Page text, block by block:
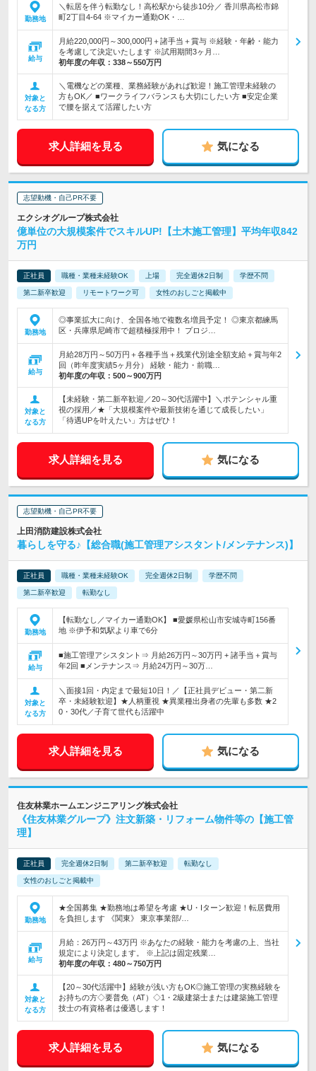
勤務地
＼転居を伴う転勤なし！高松駅から徒歩10分／ 香川県高松市錦
町2丁目4-64 ※マイカー通勤OK・…
給与
月給220,000円～300,000円＋諸手当＋賞与 ※経験・年齢・能力
を考慮して決定いたします ※試用期間3ヶ月…
初年度の年収： 338～550万円
対象と
なる方
＼電機などの業種、業務経験があれば歓迎！施工管理未経験の
方もOK／ ■ワークライフバランスも大切にしたい方 ■安定企業
で腰を据えて活躍したい方
求人詳細を見る 気になる
志望動機・自己PR不要
エクシオグループ株式会社
億単位の大規模案件でスキルUP!【土木施工管理】平均年収842
万円
正社員 職種・業種未経験OK 上場 完全週休2日制 学歴不問
第二新卒歓迎 リモートワーク可 女性のおしごと掲載中
勤務地
◎事業拡大に向け、全国各地で複数名増員予定！ ◎東京都練馬
区・兵庫県尼崎市で超積極採用中！ プロジ…
給与
月給28万円～50万円＋各種手当＋残業代別途全額支給＋賞与年2
回（昨年度実績5ヶ月分） 経験・能力・前職…
初年度の年収： 500～900万円
対象と
なる方
【未経験・第二新卒歓迎／20～30代活躍中】＼ポテンシャル重
視の採用／★「大規模案件や最新技術を通じて成長したい」
「待遇UPを叶えたい」方はぜひ！
求人詳細を見る 気になる
志望動機・自己PR不要
上田消防建設株式会社
暮らしを守る♪【総合職(施工管理アシスタント/メンテナンス)】
正社員 職種・業種未経験OK 完全週休2日制 学歴不問
第二新卒歓迎 転勤なし
勤務地
【転勤なし／マイカー通勤OK】 ■愛媛県松山市安城寺町156番
地 ※伊予和気駅より車で6分
給与
■施工管理アシスタント⇒ 月給26万円～30万円 + 諸手当＋賞与
年2回 ■メンテナンス⇒ 月給24万円～30万…
対象と
なる方
＼面接1回・内定まで最短10日！／【正社員デビュー・第二新
卒・未経験歓迎】★人柄重視 ★異業種出身者の先輩も多数 ★2
0・30代／子育て世代も活躍中
求人詳細を見る 気になる
住友林業ホームエンジニアリング株式会社
《住友林業グループ》注文新築・リフォーム物件等の【施工管
理】
正社員 完全週休2日制 第二新卒歓迎 転勤なし
女性のおしごと掲載中
勤務地
★全国募集 ★勤務地は希望を考慮 ★U・Iターン歓迎！転居費用
を負担します 《関東》 東京事業部/…
給与
月給：26万円～43万円 ※あなたの経験・能力を考慮の上、当社
規定により決定します。 ※上記は固定残業…
初年度の年収： 480～750万円
対象と
なる方
【20～30代活躍中】経験が浅い方もOK◎施工管理の実務経験を
お持ちの方◇要普免（AT）◇1・2級建築士または建築施工管理
技士の有資格者は優遇します！
求人詳細を見る 気になる